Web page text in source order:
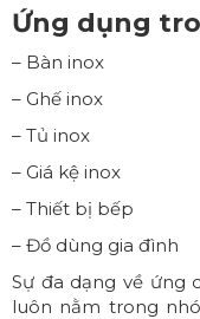
Ứng dụng
– Bàn inox
– Ghế inox
– Tủ inox
– Giá kệ inox
– Thiết bị bếp
– Đồ dùng gia đình
Sự đa dạng về ứng
luôn nằm trong